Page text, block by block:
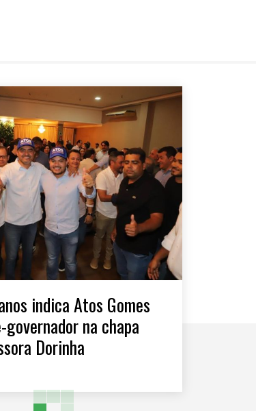
indica Atos Gomes
na chapa
Dorinha